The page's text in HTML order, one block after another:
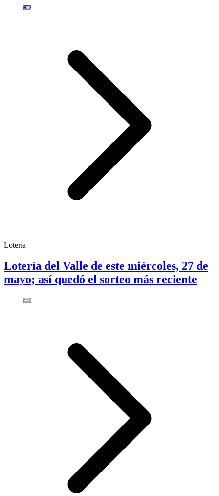
Lotería
Lotería del Valle de este miércoles, 27 de
mayo; así quedó el sorteo más reciente